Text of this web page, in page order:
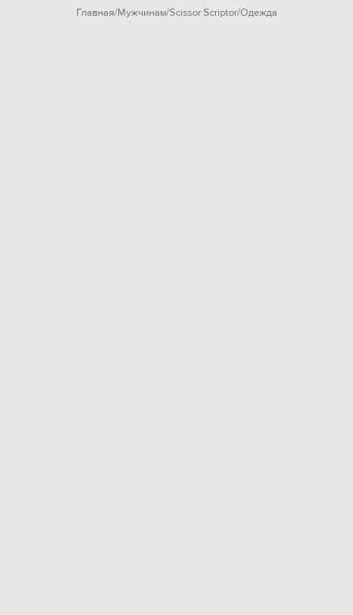
Главная Мужчинам Scissor Scriptor Одежда